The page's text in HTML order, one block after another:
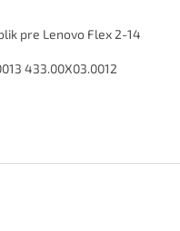
pre Lenovo Flex 2-14
433.00X03.0012